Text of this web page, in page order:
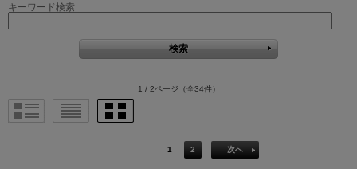
キーワード検索
1 / 2ページ （全34件）
1 2 次へ